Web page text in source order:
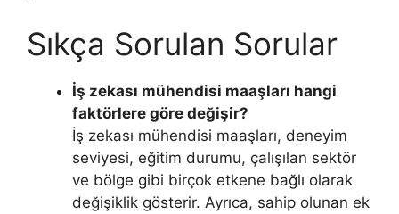
Sıkça Sorulan Sorular
İş zekası mühendisi maaşları hangi
faktörlere göre değişir?
İş zekası mühendisi maaşları, deneyim
seviyesi, eğitim durumu, çalışılan sektör
ve bölge gibi birçok etkene bağlı olarak
değişiklik gösterir. Ayrıca, sahip olunan ek